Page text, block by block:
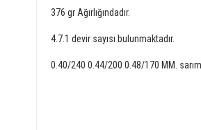
376 gr Ağırlığındadır.
4.7.1 devir sayısı bulunmaktadır.
0.40/240 0.44/200 0.48/170 MM.